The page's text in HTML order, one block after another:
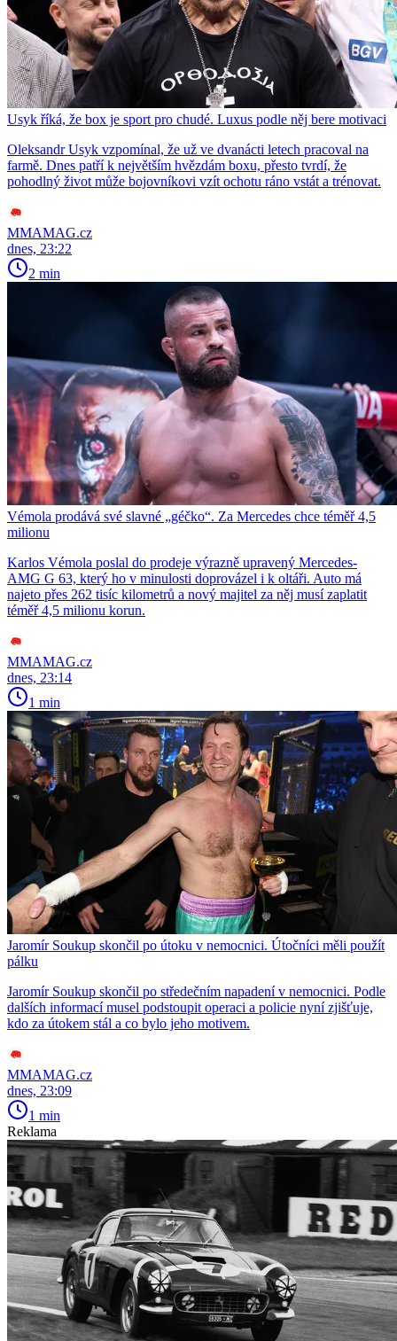
Usyk říká, že box je sport pro chudé. Luxus podle něj bere motivaci
Oleksandr Usyk vzpomínal, že už ve dvanácti letech pracoval na
farmě. Dnes patří k největším hvězdám boxu, přesto tvrdí, že
pohodlný život může bojovníkovi vzít ochotu ráno vstát a trénovat.
MMAMAG.cz
dnes, 23:22
2 min
Vémola prodává své slavné „géčko“. Za Mercedes chce téměř 4,5
milionu
Karlos Vémola poslal do prodeje výrazně upravený Mercedes-
AMG G 63, který ho v minulosti doprovázel i k oltáři. Auto má
najeto přes 262 tisíc kilometrů a nový majitel za něj musí zaplatit
téměř 4,5 milionu korun.
MMAMAG.cz
dnes, 23:14
1 min
Jaromír Soukup skončil po útoku v nemocnici. Útočníci měli použít
pálku
Jaromír Soukup skončil po středečním napadení v nemocnici. Podle
dalších informací musel podstoupit operaci a policie nyní zjišťuje,
kdo za útokem stál a co bylo jeho motivem.
MMAMAG.cz
dnes, 23:09
1 min
Reklama